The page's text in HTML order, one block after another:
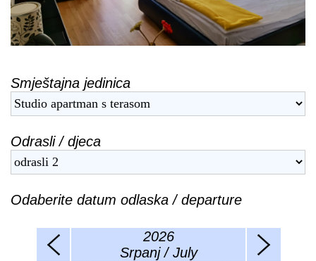
Smještajna jedinica
Odrasli / djeca
Odaberite datum odlaska / departure
2026
Srpanj / July